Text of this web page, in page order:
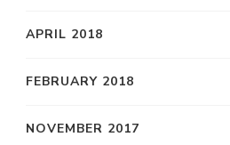
APRIL 2018
FEBRUARY 2018
NOVEMBER 2017